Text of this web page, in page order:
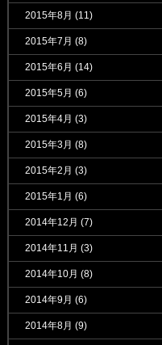
2015年8月 (11)
2015年7月 (8)
2015年6月 (14)
2015年5月 (6)
2015年4月 (3)
2015年3月 (8)
2015年2月 (3)
2015年1月 (6)
2014年12月 (7)
2014年11月 (3)
2014年10月 (8)
2014年9月 (6)
2014年8月 (9)